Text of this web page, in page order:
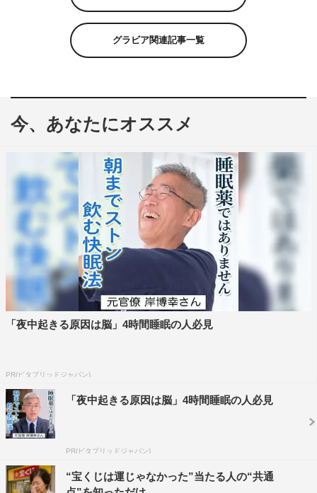
グラビア関連記事一覧
今、あなたにオススメ
「夜中起きる原因は脳」4時間睡眠の人必見
PR(ビタブリッドジャパン)
「夜中起きる原因は脳」4時間睡眠の人必見
PR(ビタブリッドジャパン)
“宝くじは運じゃなかった”当たる人の“共通